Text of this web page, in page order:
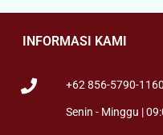
INFORMASI KAMI
+62 856-5790-1160
Senin - Minggu |